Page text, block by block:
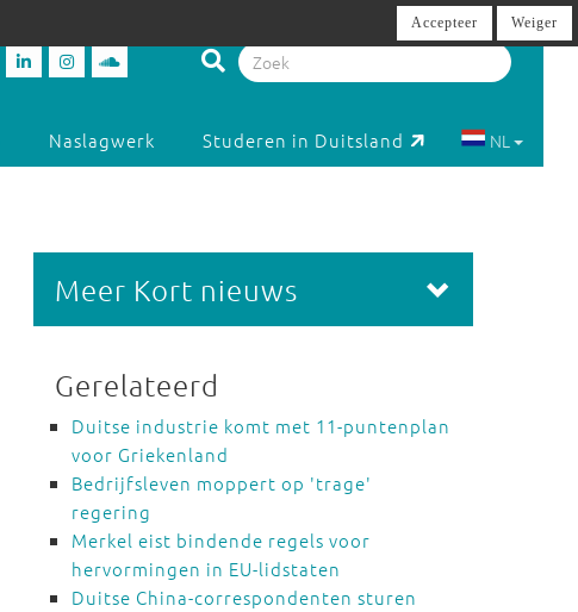
Naslagwerk Studeren in Duitsland NL
Meer Kort nieuws
Gerelateerd
Duitse industrie komt met 11-puntenplan
voor Griekenland
Bedrijfsleven moppert op 'trage'
regering
Merkel eist bindende regels voor
hervormingen in EU-lidstaten
Duitse China-correspondenten sturen
Accepteer Weiger